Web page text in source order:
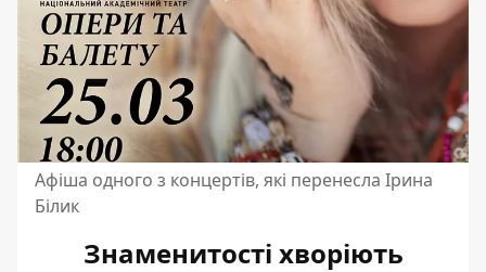
Афіша одного з концертів, які перенесла Ірина
Білик
Знаменитості хворіють